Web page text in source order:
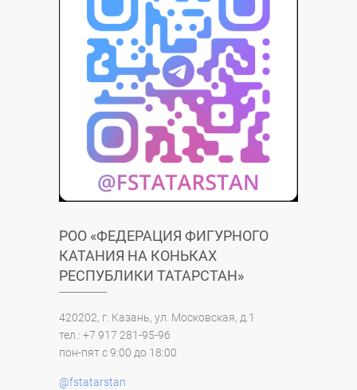
РОО «ФЕДЕРАЦИЯ ФИГУРНОГО
КАТАНИЯ НА КОНЬКАХ
РЕСПУБЛИКИ ТАТАРСТАН»
420202, г. Казань, ул. Московская, д.1
тел.: +7 917 281-95-96
пон-пят с 9:00 до 18:00
@fstatarstan